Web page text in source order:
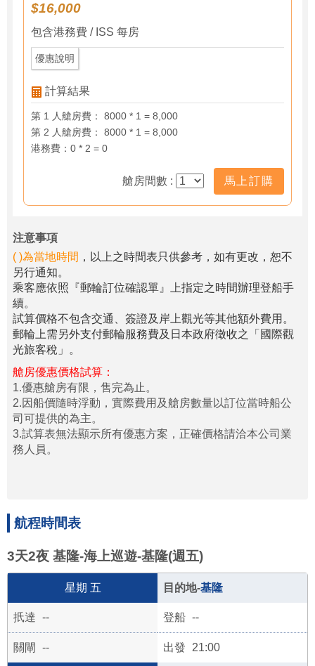
$16,000
包含港務費 / ISS 每房
優惠說明
計算結果
第 1 人艙房費： 8000 * 1 = 8,000
第 2 人艙房費： 8000 * 1 = 8,000
港務費：0 * 2 = 0
艙房間數 : 馬上訂購
注意事項
( )為當地時間 ，以上之時間表只供參考，如有更改，恕不
另行通知。
乘客應依照『郵輪訂位確認單』上指定之時間辦理登船手
續。
試算價格不包含交通、簽證及岸上觀光等其他額外費用。
郵輪上需另外支付郵輪服務費及日本政府徵收之「國際觀
光旅客稅」。
艙房優惠價格試算：
1.優惠艙房有限，售完為止。
2.因船價隨時浮動，實際費用及艙房數量以訂位當時船公
司可提供的為主。
3.試算表無法顯示所有優惠方案，正確價格請洽本公司業
務人員。
航程時間表
3天2夜 基隆-海上巡遊-基隆(週五)
五 基隆
-- --
-- 21:00